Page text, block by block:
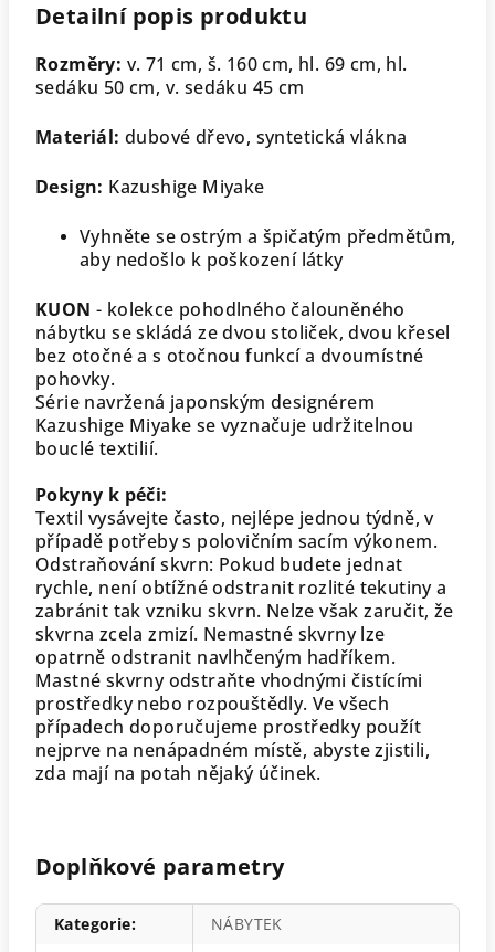
Detailní popis produktu
Rozměry: v. 71 cm, š. 160 cm, hl. 69 cm, hl.
sedáku 50 cm, v. sedáku 45 cm
Materiál: dubové dřevo, syntetická vlákna
Design: Kazushige Miyake
Vyhněte se ostrým a špičatým předmětům,
aby nedošlo k poškození látky
KUON - kolekce pohodlného čalouněného
nábytku se skládá ze dvou stoliček, dvou křesel
bez otočné a s otočnou funkcí a dvoumístné
pohovky.
Série navržená japonským designérem
Kazushige Miyake se vyznačuje udržitelnou
bouclé textilií.
Pokyny k péči:
Textil vysávejte často, nejlépe jednou týdně, v
případě potřeby s polovičním sacím výkonem.
Odstraňování skvrn: Pokud budete jednat
rychle, není obtížné odstranit rozlité tekutiny a
zabránit tak vzniku skvrn. Nelze však zaručit, že
skvrna zcela zmizí. Nemastné skvrny lze
opatrně odstranit navlhčeným hadříkem.
Mastné skvrny odstraňte vhodnými čistícími
prostředky nebo rozpouštědly. Ve všech
případech doporučujeme prostředky použít
nejprve na nenápadném místě, abyste zjistili,
zda mají na potah nějaký účinek.
Doplňkové parametry
Kategorie:
NÁBYTEK